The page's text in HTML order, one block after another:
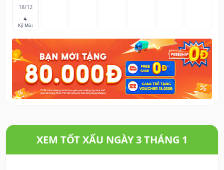
18/12
🐐
Kỷ Mùi
XEM TỐT XẤU NGÀY 3 THÁNG 1